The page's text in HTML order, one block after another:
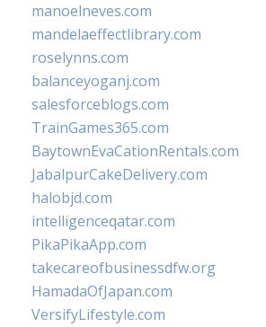
manoelneves.com
mandelaeffectlibrary.com
roselynns.com
balanceyoganj.com
salesforceblogs.com
TrainGames365.com
BaytownEvaCationRentals.com
JabalpurCakeDelivery.com
halobjd.com
intelligenceqatar.com
PikaPikaApp.com
takecareofbusinessdfw.org
HamadaOfJapan.com
VersifyLifestyle.com